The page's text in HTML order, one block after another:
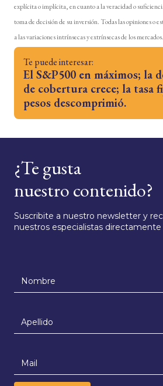
explícita o implícita, en cuanto a la veracidad o
toma de decisión de su inversión. Todas las opiniones o
a las variaciones intrínsecas y extrínsecas de los mercados.
Te puede interesar:
El S&P500 en máximos; la
de cobertura crece; la tasa
pesos descomprimió.
¿Te gusta
nuestro contenido?
Suscribite a nuestro newsletter y
nuestros especialistas directamente